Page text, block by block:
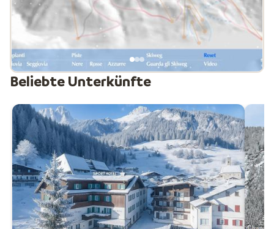
Unterhaltung sorgen. Für die Jüngsten gibt es den
Snowpark in Pozza di Fassa. Das Gebiet bietet noch
mehr Sportmöglichkeiten wie Paragliding, Eisklettern,
Snowtubing und Schlittenfahren. Sie können die
verschiedenen Dörfer bequem mit dem Skibus für etwa
10 € pro Person und Woche erreichen. Kurzum: Das
Fassatal hat viel zu bieten und ist ein geeignetes Gebiet
für alle!
Neue, moderne Seilbahn im Val di Fassa
Im Val di Fassa wurde kürzlich eine hochmoderne 3S-
Seilbahn zwischen Campitello di Fassa und Col Rodella
eröffnet. Die Anlage verfügt über 22 Kabinen mit Platz
für je 30 Personen und transportiert mehr als 2.100
Beliebte Unterkünfte